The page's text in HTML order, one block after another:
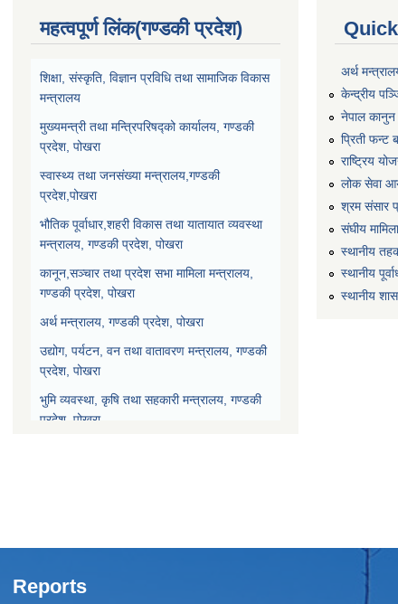
महत्वपूर्ण लिंक(गण्डकी प्रदेश)
शिक्षा, संस्कृति, विज्ञान प्रविधि तथा सामाजिक विकास
मन्त्रालय
मुख्यमन्त्री तथा मन्त्रिपरिषद्को कार्यालय, गण्डकी
प्रदेश, पोखरा
स्वास्थ्य तथा जनसंख्या मन्त्रालय,गण्डकी
प्रदेश,पोखरा
भौतिक पूर्वाधार,शहरी विकास तथा यातायात व्यवस्था
मन्त्रालय, गण्डकी प्रदेश, पोखरा
कानून,सञ्चार तथा प्रदेश सभा मामिला मन्त्रालय,
गण्डकी प्रदेश, पोखरा
अर्थ मन्त्रालय, गण्डकी प्रदेश, पोखरा
उद्योग, पर्यटन, वन तथा वातावरण मन्त्रालय, गण्डकी
प्रदेश, पोखरा
भुमि व्यवस्था, कृषि तथा सहकारी मन्त्रालय, गण्डकी
प्रदेश, पोखरा
अर्थ
केन्द्रीय
नेपाल
प्रिती फन्ट
राष्ट्रिय
लोक सेवा
श्रम संसार
संघीय
स्थानीय
स्थानीय
स्थानीय
Reports